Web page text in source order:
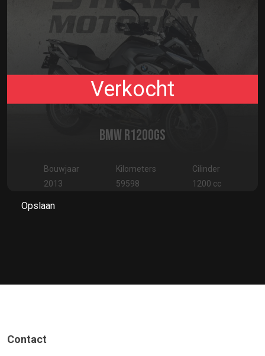
Verkocht
BMW R1200GS
Bouwjaar
2013
Kilometers
59598
Cilinder
1200 cc
Opslaan
Contact